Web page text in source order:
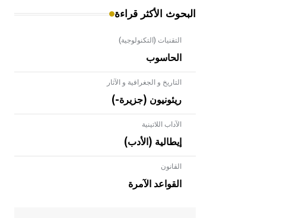
البحوث الأكثر قراءة
التقنيات (التكنولوجية)
الحاسوب
التاريخ و الجغرافية و الآثار
ريئونيون (جزيرة-)
الآداب اللاتينية
إيطالية (الأدب)
القانون
القواعد الآمرة
- هل تعلم أن الأبلق نوع من الفنون
الهندسية التي ارتبطت بالعمارة الإسلامية
في بلاد الشام ومصر خاصة، حيث يحرص